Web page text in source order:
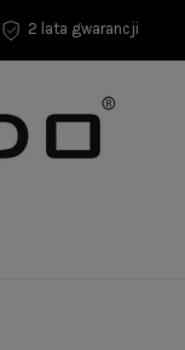
2 lata gwarancji